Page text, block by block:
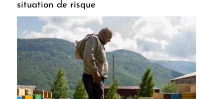
situation de risque